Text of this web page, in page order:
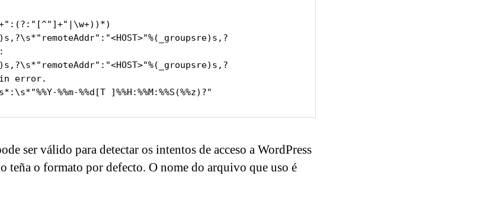
error.
%%m-%%d[T ]%%H:%%M:%%S(%%z)?"
ser válido para detectar os intentos de acceso a WordPress
teña o formato por defecto. O nome do arquivo que uso é